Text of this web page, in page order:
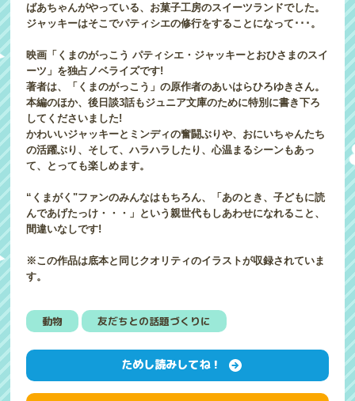
ばあちゃんがやっている、お菓子工房のスイーツランドでした。
ジャッキーはそこでパティシエの修行をすることになって･･･。
映画「くまのがっこう パティシエ・ジャッキーとおひさまのスイ
ーツ」を独占ノベライズです!
著者は、「くまのがっこう」の原作者のあいはらひろゆきさん。
本編のほか、後日談3話もジュニア文庫のために特別に書き下ろ
してくださいました!
かわいいジャッキーとミンディの奮闘ぶりや、おにいちゃんたち
の活躍ぶり、そして、ハラハラしたり、心温まるシーンもあっ
て、とっても楽しめます。
“くまがく"ファンのみんなはもちろん、「あのとき、子どもに読
んであげたっけ・・・」という親世代もしあわせになれること、
間違いなしです!
※この作品は底本と同じクオリティのイラストが収録されていま
す。
動物 友だちとの話題づくりに
ためし読みしてね！